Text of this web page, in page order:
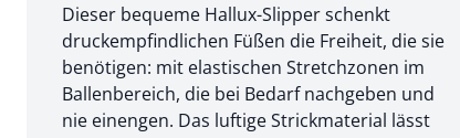
Dieser bequeme Hallux-Slipper schenkt
druckempfindlichen Füßen die Freiheit, die sie
benötigen: mit elastischen Stretchzonen im
Ballenbereich, die bei Bedarf nachgeben und
nie einengen. Das luftige Strickmaterial lässt